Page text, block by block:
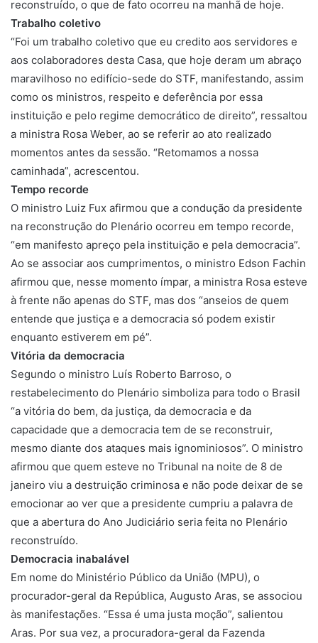
reconstruído, o que de fato ocorreu na manhã de hoje.
Trabalho coletivo
“Foi um trabalho coletivo que eu credito aos servidores e
aos colaboradores desta Casa, que hoje deram um abraço
maravilhoso no edifício-sede do STF, manifestando, assim
como os ministros, respeito e deferência por essa
instituição e pelo regime democrático de direito”, ressaltou
a ministra Rosa Weber, ao se referir ao ato realizado
momentos antes da sessão. “Retomamos a nossa
caminhada”, acrescentou.
Tempo recorde
O ministro Luiz Fux afirmou que a condução da presidente
na reconstrução do Plenário ocorreu em tempo recorde,
“em manifesto apreço pela instituição e pela democracia”.
Ao se associar aos cumprimentos, o ministro Edson Fachin
afirmou que, nesse momento ímpar, a ministra Rosa esteve
à frente não apenas do STF, mas dos “anseios de quem
entende que justiça e a democracia só podem existir
enquanto estiverem em pé”.
Vitória da democracia
Segundo o ministro Luís Roberto Barroso, o
restabelecimento do Plenário simboliza para todo o Brasil
“a vitória do bem, da justiça, da democracia e da
capacidade que a democracia tem de se reconstruir,
mesmo diante dos ataques mais ignominiosos”. O ministro
afirmou que quem esteve no Tribunal na noite de 8 de
janeiro viu a destruição criminosa e não pode deixar de se
emocionar ao ver que a presidente cumpriu a palavra de
que a abertura do Ano Judiciário seria feita no Plenário
reconstruído.
Democracia inabalável
Em nome do Ministério Público da União (MPU), o
procurador-geral da República, Augusto Aras, se associou
às manifestações. “Essa é uma justa moção”, salientou
Aras. Por sua vez, a procuradora-geral da Fazenda